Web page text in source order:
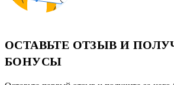
ОСТАВЬТЕ ОТЗЫВ И
БОНУСЫ